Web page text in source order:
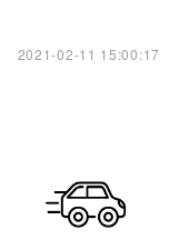
2021-02-11 15:00:17